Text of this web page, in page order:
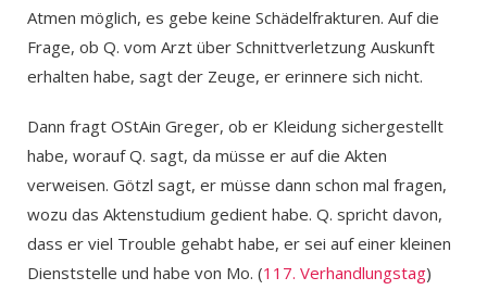
Atmen möglich, es gebe keine Schädelfrakturen. Auf die
Frage, ob Q. vom Arzt über Schnittverletzung Auskunft
erhalten habe, sagt der Zeuge, er erinnere sich nicht.
Dann fragt OStAin Greger, ob er Kleidung sichergestellt
habe, worauf Q. sagt, da müsse er auf die Akten
verweisen. Götzl sagt, er müsse dann schon mal fragen,
wozu das Aktenstudium gedient habe. Q. spricht davon,
dass er viel Trouble gehabt habe, er sei auf einer kleinen
Dienststelle und habe von Mo. (117. Verhandlungstag)